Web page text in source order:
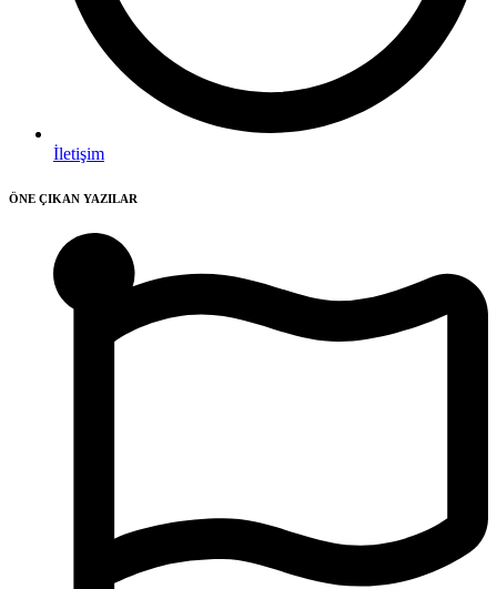
İletişim
ÖNE ÇIKAN YAZILAR